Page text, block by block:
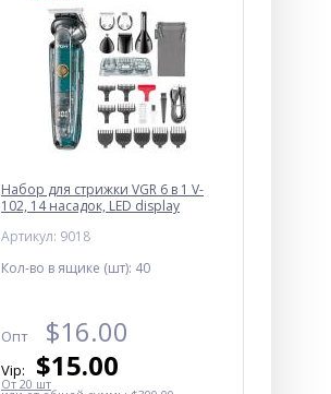
Набор для стрижки VGR 6 в 1 V-
102, 14 насадок, LED display
Артикул: 9018
Кол-во в ящике (шт): 40
Опт $16.00
Vip: $15.00
От 20 шт